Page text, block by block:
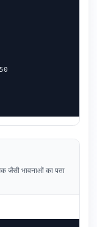
जैसी भावनाओं का पता